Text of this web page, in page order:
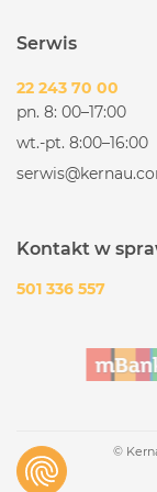
Serwis
22 243 70 00
pn. 8: 00–17:00
wt.-pt. 8:00–16:00
Kontakt w
501 336 557
©